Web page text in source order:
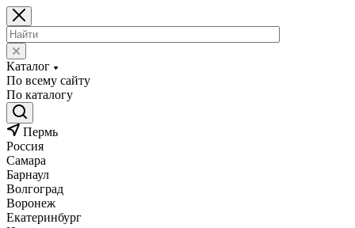
Каталог
По всему сайту
По каталогу
Пермь
Россия
Самара
Барнаул
Волгоград
Воронеж
Екатеринбург